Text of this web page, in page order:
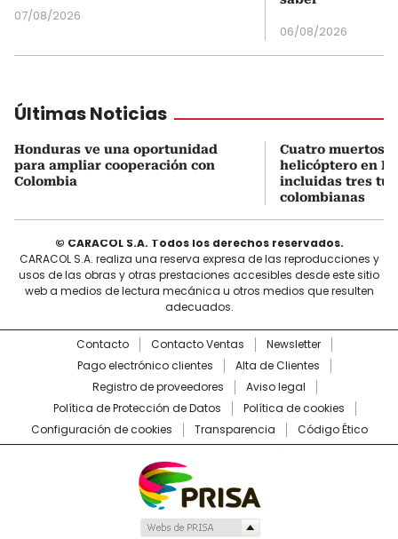
07/08/2026
06/08/2026
Últimas Noticias
Honduras ve una oportunidad
para ampliar cooperación con
Colombia
Cuatro muertos
helicóptero en
incluidas tres
colombianas
© CARACOL S.A. Todos los derechos reservados.
CARACOL S.A. realiza una reserva expresa de las reproducciones y
usos de las obras y otras prestaciones accesibles desde este sitio
web a medios de lectura mecánica u otros medios que resulten
adecuados.
Contacto Contacto Ventas
Newsletter
Pago electrónico clientes
Alta de Clientes
Registro de proveedores
Aviso legal
Política de Protección de Datos
Política de cookies
Configuración de cookies
Transparencia Código Ético